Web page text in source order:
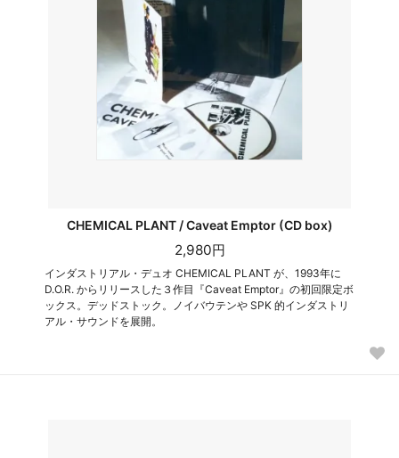
CHEMICAL PLANT / Caveat Emptor (CD box)
2,980円
インダストリアル・デュオ CHEMICAL PLANT が、1993年に
D.O.R. からリリースした３作目『Caveat Emptor』の初回限定ボ
ックス。デッドストック。ノイバウテンや SPK 的インダストリ
アル・サウンドを展開。